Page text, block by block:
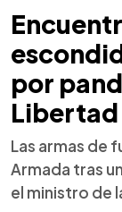
por
Libertad
Las armas de
Armada tras
el ministro de